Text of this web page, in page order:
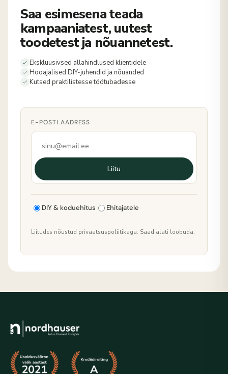
Saa esimesena teada
kampaaniatest, uutest
toodetest ja nõuannetest.
Ekskluusivsed allahindlused klientidele
Hooajalised DIY-juhendid ja nõuanded
Kutsed praktilistesse töötubadesse
E-POSTI AADRESS
Liitu
DIY & koduehitus Ehitajatele
Liitudes nõustud privaatsuspoliitikaga. Saad alati loobuda.